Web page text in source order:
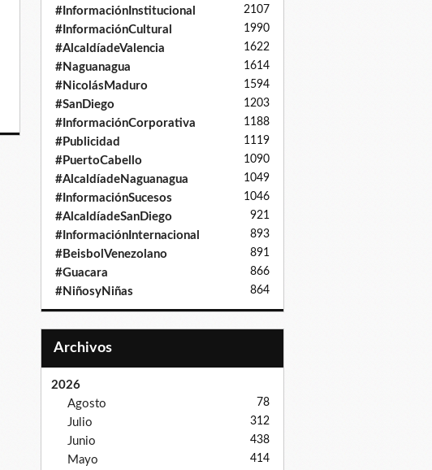
#InformaciónInstitucional 2107
#InformaciónCultural 1990
#AlcaldíadeValencia 1622
#Naguanagua 1614
#NicolásMaduro 1594
#SanDiego 1203
#InformaciónCorporativa 1188
#Publicidad 1119
#PuertoCabello 1090
#AlcaldíadeNaguanagua 1049
#InformaciónSucesos 1046
#AlcaldíadeSanDiego 921
#InformaciónInternacional 893
#BeisbolVenezolano 891
#Guacara 866
#NiñosyNiñas 864
Archivos
2026
Agosto
78
Julio 312
Junio 438
Mayo 414